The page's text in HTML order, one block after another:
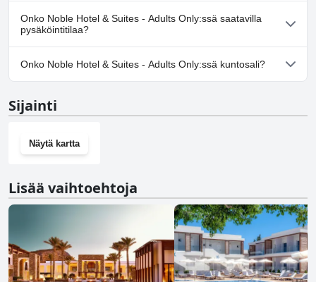
Ei, Noble Hotel & Suites - Adults Only ei salli koiria.
Onko Noble Hotel & Suites - Adults Only:ssä saatavilla
pysäköintitilaa?
Ei, Noble Hotel & Suites - Adults Only ei tarjoa
pysäköintimahdollisuutta.
Onko Noble Hotel & Suites - Adults Only:ssä kuntosali?
Sijainti
Näytä kartta
Lisää vaihtoehtoja